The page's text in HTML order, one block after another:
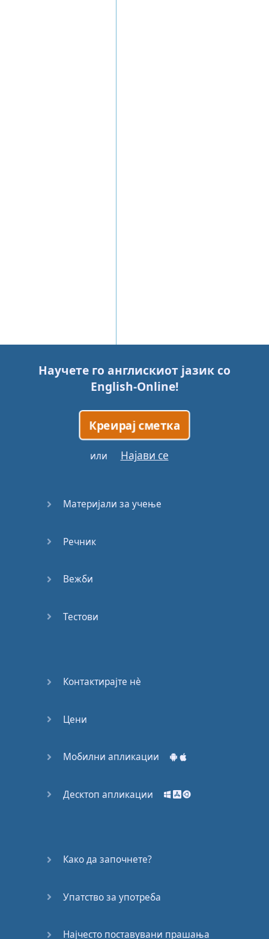
Научете го англискиот јазик со
English-Online!
Креирај сметка
или Најави се
Материјали за учење
Речник
Вежби
Тестови
Контактирајте нѐ
Цени
Мобилни апликации
Десктоп апликации
Како да започнете?
Упатство за употреба
Најчесто поставувани прашања